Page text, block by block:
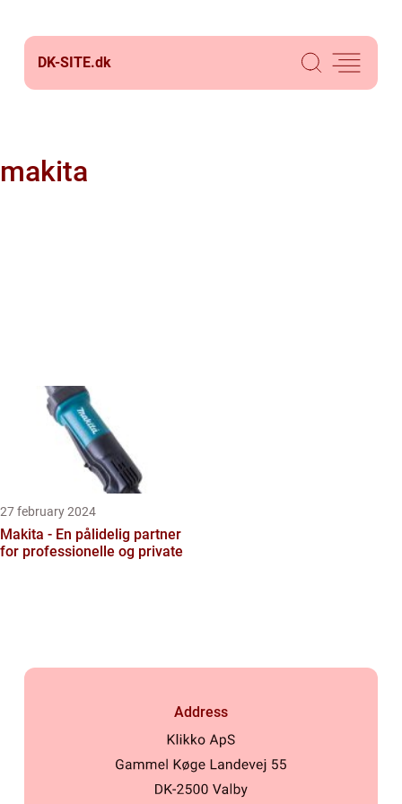
DK-SITE.dk
makita
27 february 2024
Makita - En pålidelig partner
for professionelle og private
Address